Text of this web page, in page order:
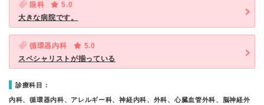
眼科
5.0
大きな病院です。
循環器内科
5.0
スペシャリストが揃っている
診療科目：
内科、循環器内科、アレルギー科、神経内科、外科、心臓血管外科、脳神経外